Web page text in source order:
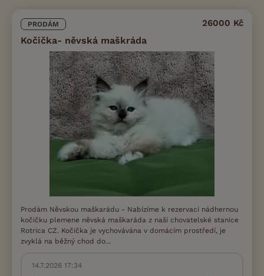
PRODÁM
Kočička- něvská maškráda
26000 Kč
Prodám Něvskou maškarádu - Nabízíme k rezervaci nádhernou
kočičku plemene něvská maškaráda z naší chovatelské stanice
Rotrica CZ. Kočička je vychovávána v domácím prostředí, je
zvyklá na běžný chod do...
14.7.2026 17:34